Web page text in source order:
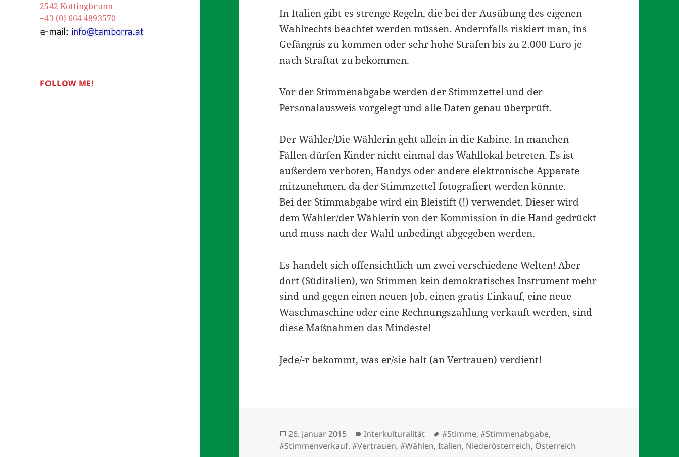
2542 Kottingbrunn
+43 (0) 664 4893570
FOLLOW ME!
In Italien gibt es strenge Regeln, die bei der Ausübung des eigenen
Wahlrechts beachtet werden müssen. Andernfalls riskiert man, ins
Gefängnis zu kommen oder sehr hohe Strafen bis zu 2.000 Euro je
nach Straftat zu bekommen.
Vor der Stimmenabgabe werden der Stimmzettel und der
Personalausweis vorgelegt und alle Daten genau überprüft.
Der Wähler/Die Wählerin geht allein in die Kabine. In manchen
Fällen dürfen Kinder nicht einmal das Wahllokal betreten. Es ist
außerdem verboten, Handys oder andere elektronische Apparate
mitzunehmen, da der Stimmzettel fotografiert werden könnte.
Bei der Stimmabgabe wird ein Bleistift (!) verwendet. Dieser wird
dem Wahler/der Wählerin von der Kommission in die Hand gedrückt
und muss nach der Wahl unbedingt abgegeben werden.
Es handelt sich offensichtlich um zwei verschiedene Welten! Aber
dort (Süditalien), wo Stimmen kein demokratisches Instrument mehr
sind und gegen einen neuen Job, einen gratis Einkauf, eine neue
Waschmaschine oder eine Rechnungszahlung verkauft werden, sind
diese Maßnahmen das Mindeste!
Jede/-r bekommt, was er/sie halt (an Vertrauen) verdient!
Veröffentlicht
am
26. Januar 2015 Kategorien
Interkulturalität Schlagwörter
#Stimme,#Stimmenabgabe,
#Stimmenverkauf,#Vertrauen,#Wählen,Italien, Niederösterreich, Österreich